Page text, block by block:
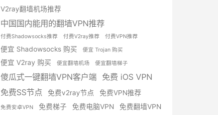
V2ray翻墙机场推荐
中国国内能用的翻墙VPN推荐
付费Shadowsocks推荐 付费V2ray推荐 付费VPN推荐
便宜 Shadowsocks 购买 便宜 Trojan 购买
便宜 V2ray 购买 便宜翻墙机场 便宜翻墙梯子
傻瓜式一键翻墙VPN客户端 免费 iOS VPN
免费SS节点
免费v2ray节点 免费VPN推荐
免费安卓VPN 免费梯子 免费电脑VPN 免费翻墙VPN